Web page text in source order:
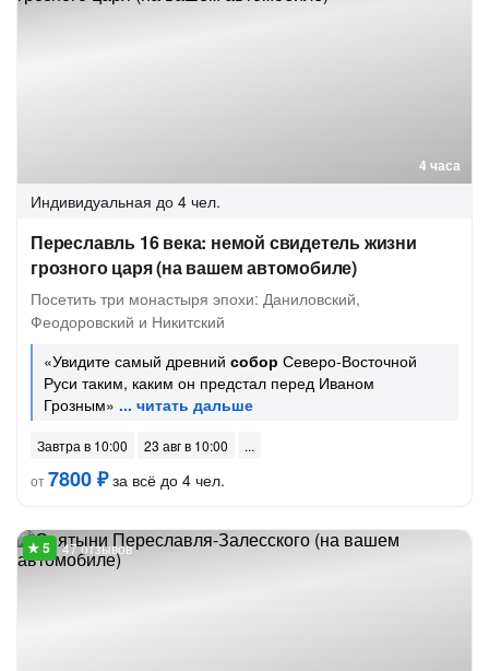
4 часа
Индивидуальная до 4 чел.
Переславль 16 века: немой свидетель жизни
грозного царя (на вашем автомобиле)
Посетить три монастыря эпохи: Даниловский,
Феодоровский и Никитский
«Увидите самый древний собор Северо-Восточной
Руси таким, каким он предстал перед Иваном
Грозным»
Завтра в 10:00
23 авг в 10:00
от7800 ₽за всё до 4 чел.
47 отзывов